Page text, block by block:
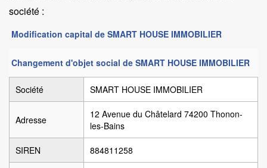
société :
Modification capital de SMART HOUSE IMMOBILIER
Changement d'objet social de SMART HOUSE IMMOBILIER
Société SMART HOUSE IMMOBILIER
Adresse
12 Avenue du Châtelard 74200 Thonon-
les-Bains
SIREN 884811258